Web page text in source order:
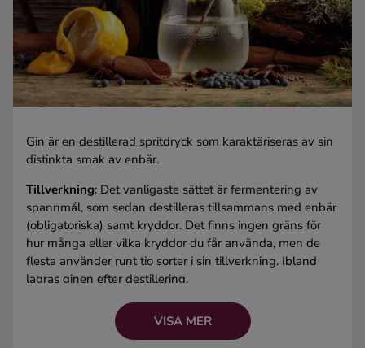
Likör
Rom
Shots
Tequila
Vodka
Whisky
Gin är en destillerad spritdryck som karaktäriseras av sin
distinkta smak av enbär.
Tillverkning: Det vanligaste sättet är fermentering av
spannmål, som sedan destilleras tillsammans med enbär
(obligatoriska) samt kryddor. Det finns ingen gräns för
hur många eller vilka kryddor du får använda, men de
flesta använder runt tio sorter i sin tillverkning. Ibland
lagras ginen efter destillering.
Minst 37,5%
Distilled gin, London Dry gin, Plymouth gin,
VISA MER